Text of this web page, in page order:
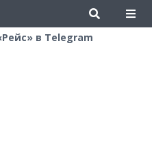
в Telegram